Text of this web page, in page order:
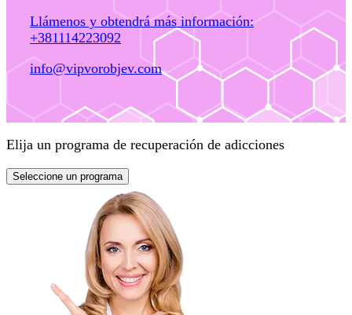
Llámenos y obtendrá más información:
+381114223092
info@vipvorobjev.com
Elija un programa de recuperación de adicciones
Seleccione un programa